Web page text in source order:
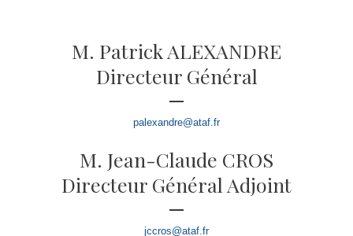
M. Patrick ALEXANDRE
Directeur Général
palexandre@ataf.fr
M. Jean-Claude CROS
Directeur Général Adjoint
jccros@ataf.fr